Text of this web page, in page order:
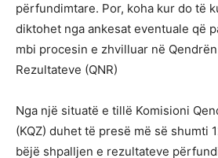
përfundimtare. Por, koha kur do të
diktohet nga ankesat eventuale që
mbi procesin e zhvilluar në
Rezultateve (QNR)
Nga një situatë e tillë Komisioni
(KQZ) duhet të presë më së shumti
bëjë shpalljen e rezultateve